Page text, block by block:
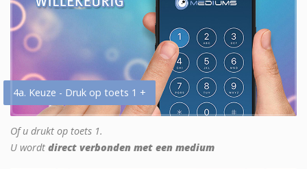
4a. Keuze - Druk op toets 1 +
Of u drukt op toets 1.
U wordt direct verbonden met een medium